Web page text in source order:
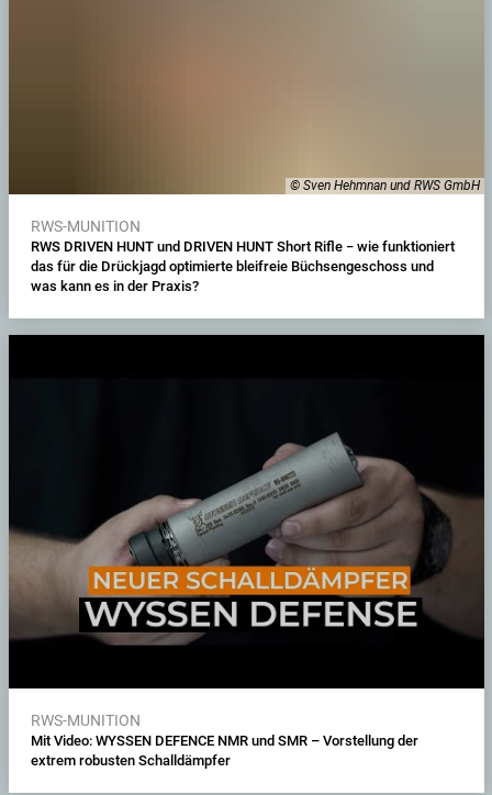
© Sven Hehmnan und RWS GmbH
RWS-MUNITION
RWS DRIVEN HUNT und DRIVEN HUNT Short Rifle − wie funktioniert
das für die Drückjagd optimierte bleifreie Büchsengeschoss und
was kann es in der Praxis?
RWS-MUNITION
Mit Video: WYSSEN DEFENCE NMR und SMR – Vorstellung der
extrem robusten Schalldämpfer